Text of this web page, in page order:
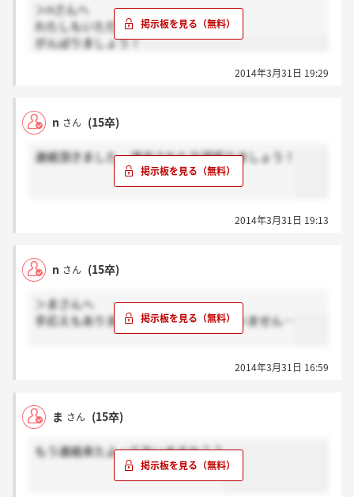
＞nさんへ
わたしもいただきました。
がんばりましょう！
2014年3月31日 19:29
n さん (15卒)
連絡頂きました。通過された方頑張りましょう！
2014年3月31日 19:13
n さん (15卒)
＞まさんへ
手応えもありませんでしたがまだ来ていません…
2014年3月31日 16:59
ま さん (15卒)
もう連絡来たよって方いますか？？